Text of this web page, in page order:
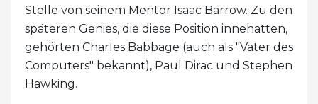
Stelle von seinem Mentor Isaac Barrow. Zu den
späteren Genies, die diese Position innehatten,
gehörten Charles Babbage (auch als "Vater des
Computers" bekannt), Paul Dirac und Stephen
Hawking.